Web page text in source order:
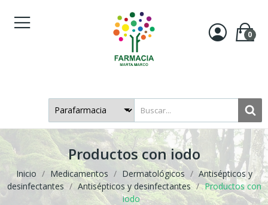
0
Productos con iodo
Inicio Medicamentos Dermatológicos
Antisépticos y
desinfectantes
Antisépticos y desinfectantes
Productos con
iodo